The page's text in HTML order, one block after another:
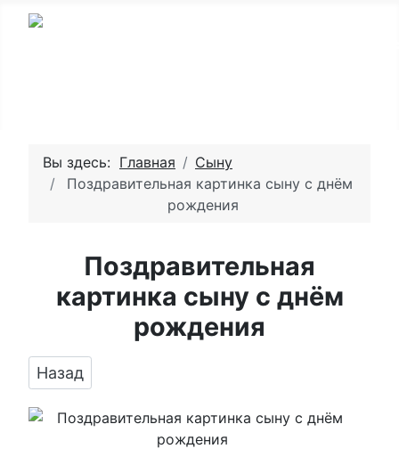
Вы здесь: Главная
Сыну
Поздравительная картинка сыну с днём
рождения
Поздравительная
картинка сыну с днём
рождения
Предыдущий: Поздравить сына в день
Назад